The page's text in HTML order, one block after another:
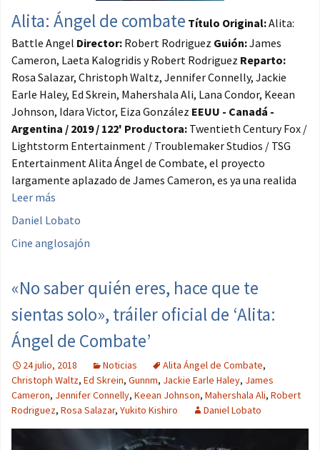
Alita: Ángel de combate Título Original:Alita:
Battle Angel Director: Robert Rodriguez Guión:James
Cameron, Laeta Kalogridis y Robert Rodriguez Reparto:
Rosa Salazar, Christoph Waltz, Jennifer Connelly, Jackie
Earle Haley, Ed Skrein, Mahershala Ali, Lana Condor, Keean
Johnson, Idara Victor, Eiza González EEUU - Canadá -
Argentina / 2019 / 122' Productora: Twentieth Century Fox /
Lightstorm Entertainment / Troublemaker Studios / TSG
Entertainment Alita Ángel de Combate, el proyecto
largamente aplazado de James Cameron, es ya una realida
Leer más
Daniel Lobato
Cine anglosajón
«No saber quién eres, hace que te
sientas solo», tráiler oficial de ‘Alita:
Ángel de Combate’
24 julio, 2018 Noticias Alita Ángel de Combate,
Christoph Waltz, Ed Skrein, Gunnm, Jackie Earle Haley, James
Cameron, Jennifer Connelly, Keean Johnson, Mahershala Ali, Robert
Rodriguez, Rosa Salazar, Yukito Kishiro Daniel Lobato